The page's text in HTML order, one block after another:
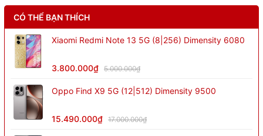
CÓ THỂ BẠN THÍCH
Xiaomi Redmi Note 13 5G (8|256) Dimensity 6080
3.800.000₫ 5.000.000₫
Oppo Find X9 5G (12|512) Dimensity 9500
15.490.000₫ 17.000.000₫